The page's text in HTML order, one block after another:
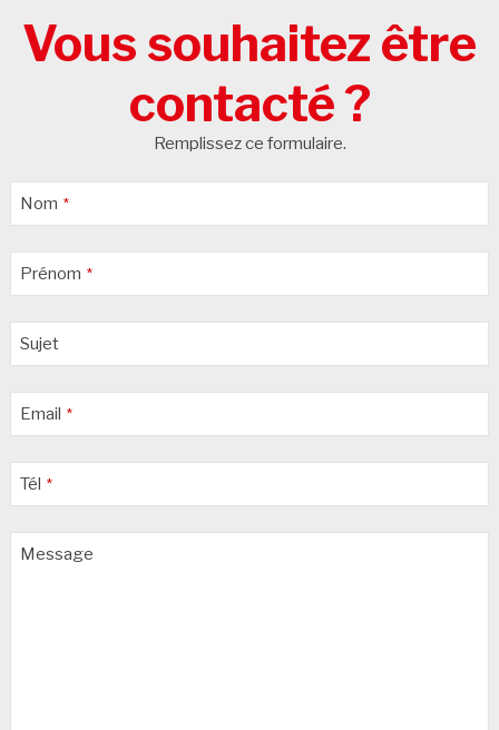
Vous souhaitez être
contacté ?
Remplissez ce formulaire.
Nom *
Prénom *
Sujet
Email *
Tél *
Message